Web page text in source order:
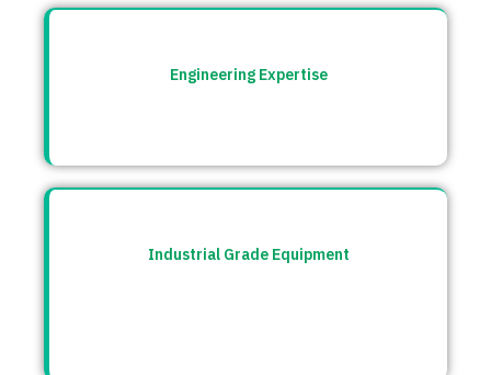
Engineering Expertise
Industrial Grade Equipment